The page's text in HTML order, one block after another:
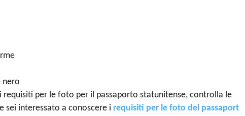
nero
per le foto per il passaporto statunitense, controlla le
sei interessato a conoscere i requisiti per le foto del passaport